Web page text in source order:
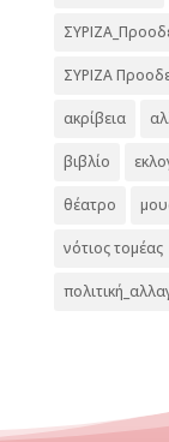
ΣΥΡΙΖΑ
ακρίβεια
βιβλίο
θέατρο
νότιος τομέας